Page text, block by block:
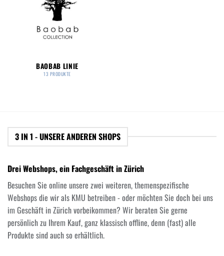
BAOBAB LINIE
13 PRODUKTE
3 IN 1 - UNSERE ANDEREN SHOPS
Drei Webshops, ein Fachgeschäft in Zürich
Besuchen Sie online unsere zwei weiteren, themenspezifische
Webshops die wir als KMU betreiben - oder möchten Sie doch bei uns
im Geschäft in Zürich vorbeikommen? Wir beraten Sie gerne
persönlich zu Ihrem Kauf, ganz klassisch offline, denn (fast) alle
Produkte sind auch so erhältlich.